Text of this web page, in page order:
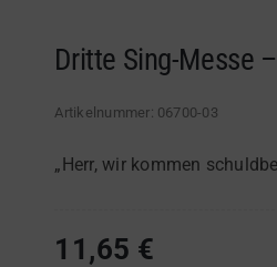
Kontakt
Dritte Sing-Messe
Artikelnummer: 06700-03
„Herr, wir kommen
11,65 €